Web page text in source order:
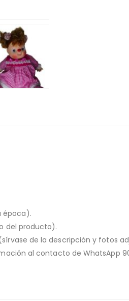
época).
del producto).
de la descripción y fotos
al contacto de WhatsApp